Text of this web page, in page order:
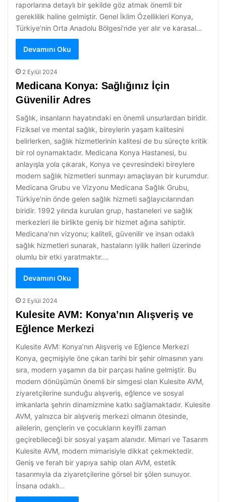
raporlarına detaylı bir şekilde göz atmak önemli bir
gereklilik haline gelmiştir. Genel İklim Özellikleri Konya,
Türkiye’nin Orta Anadolu Bölgesi’nde yer alır ve karasal…
Devamını Oku
2 Eylül 2024
Medicana Konya: Sağlığınız İçin
Güvenilir Adres
Sağlık, insanların hayatındaki en önemli unsurlardan biridir.
Fiziksel ve mental sağlık, bireylerin yaşam kalitesini
belirlerken, sağlık hizmetlerinin kalitesi de bu süreçte kritik
bir rol oynamaktadır. Medicana Konya Hastanesi, bu
anlayışla yola çıkarak, Konya ve çevresindeki bireylere
modern sağlık hizmetleri sunmayı amaçlayan bir kurumdur.
Medicana Grubu ve Vizyonu Medicana Sağlık Grubu,
Türkiye’nin önde gelen sağlık hizmeti sağlayıcılarından
biridir. 1992 yılında kurulan grup, hastaneleri ve sağlık
merkezleri ile birlikte geniş bir hizmet ağına sahiptir.
Medicana’nın vizyonu; kaliteli, güvenilir ve insan odaklı
sağlık hizmetleri sunarak, hastaların iyilik halleri üzerinde
olumlu bir etki yaratmaktır.…
Devamını Oku
2 Eylül 2024
Kulesite AVM: Konya’nın Alışveriş ve
Eğlence Merkezi
Kulesite AVM: Konya’nın Alışveriş ve Eğlence Merkezi
Konya, geçmişiyle öne çıkan tarihi bir şehir olmasının yanı
sıra, modern yaşamın da bir parçası haline gelmiştir. Bu
modern dönüşümün önemli bir simgesi olan Kulesite AVM,
ziyaretçilerine sunduğu alışveriş, eğlence ve sosyal
imkanlarla şehrin dinamizmine katkı sağlamaktadır. Kulesite
AVM, yalnızca bir alışveriş merkezi olmanın ötesinde,
ailelerin, gençlerin ve çocukların keyifli zaman
geçirebileceği bir sosyal yaşam alanıdır. Mimari ve Tasarım
Kulesite AVM, modern mimarisiyle dikkat çekmektedir.
Geniş ve ferah bir yapıya sahip olan AVM, estetik
tasarımıyla da ziyaretçilerine görsel bir şölen sunuyor.
İnsana odaklı…